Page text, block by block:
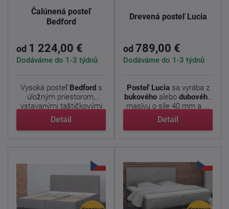
Čalúnená posteľ
Bedford
od 1 224,00 €
Dodáváme do 1-3 týdnů
Vysoká posteľ Bedfords
úložným priestorom,
vstavanými taštičkovými
...
Detail
Drevená posteľ Lucia
od 789,00 €
Dodáváme do 1-3 týdnů
Posteľ Luciasa vyrába z
bukového alebo dubového
masívu o sile 40 mm a ...
Detail